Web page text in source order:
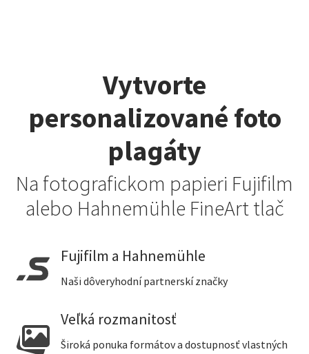
Vytvorte
personalizované foto
plagáty
Na fotografickom papieri Fujifilm
alebo Hahnemühle FineArt tlač
Fujifilm a Hahnemühle
Naši dôveryhodní partnerskí značky
Veľká rozmanitosť
Široká ponuka formátov a dostupnosť vlastných